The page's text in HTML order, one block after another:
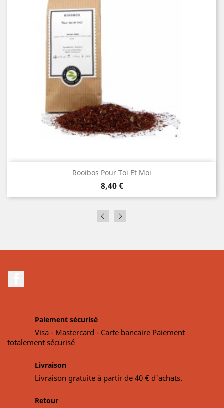
Rooibos Pour Toi Et Moi
Prix
8,40 €
Paiement sécurisé
Visa - Mastercard - Carte bancaire Paiement
totalement sécurisé
Livraison
Livraison gratuite à partir de 40 € d'achats.
Retour